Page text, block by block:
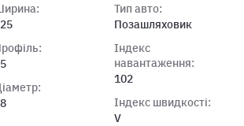
Тип авто:
Позашляховик
Індекс
навантаження:
102
Індекс швидкості:
V